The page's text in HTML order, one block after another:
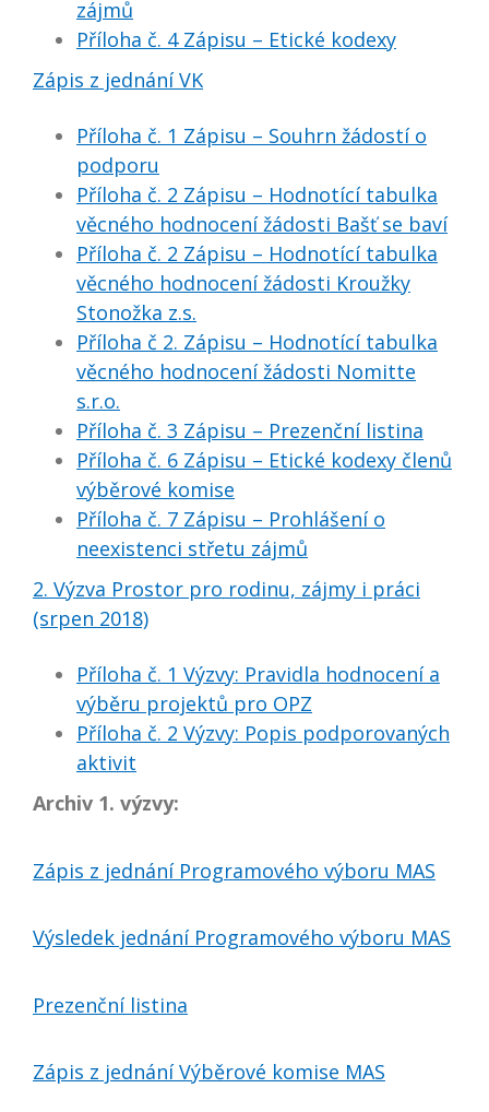
zájmů
Příloha č. 4 Zápisu – Etické kodexy
Zápis z jednání VK
Příloha č. 1 Zápisu – Souhrn žádostí o
podporu
Příloha č. 2 Zápisu – Hodnotící tabulka
věcného hodnocení žádosti Bašť se baví
Příloha č. 2 Zápisu – Hodnotící tabulka
věcného hodnocení žádosti Kroužky
Stonožka z.s.
Příloha č 2. Zápisu – Hodnotící tabulka
věcného hodnocení žádosti Nomitte
s.r.o.
Příloha č. 3 Zápisu – Prezenční listina
Příloha č. 6 Zápisu – Etické kodexy členů
výběrové komise
Příloha č. 7 Zápisu – Prohlášení o
neexistenci střetu zájmů
2. Výzva Prostor pro rodinu, zájmy i práci
(srpen 2018)
Příloha č. 1 Výzvy: Pravidla hodnocení a
výběru projektů pro OPZ
Příloha č. 2 Výzvy: Popis podporovaných
aktivit
Archiv 1. výzvy:
Zápis z jednání Programového výboru MAS
Výsledek jednání Programového výboru MAS
Prezenční listina
Zápis z jednání Výběrové komise MAS